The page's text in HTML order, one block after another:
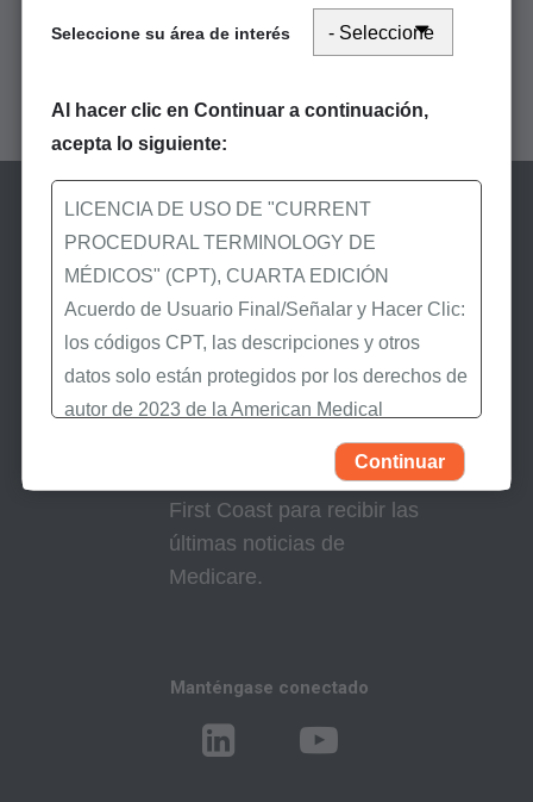
La OIG ha suplido directrices...
Manténgase informado
Suscríbase a eNews de
First Coast para recibir las
últimas noticias de
Medicare.
Manténgase conectado
Seleccione su área de interés
Al hacer clic en Continuar a continuación,
acepta lo siguiente:
LICENCIA DE USO DE "CURRENT
PROCEDURAL TERMINOLOGY DE
MÉDICOS" (CPT), CUARTA EDICIÓN
Acuerdo de Usuario Final/Señalar y Hacer Clic:
los códigos CPT, las descripciones y otros
datos solo están protegidos por los derechos de
autor de 2023 de la American Medical
Association (AMA). Todos los derechos
reservados (y otra fecha de publicación de
CPT). CPT es una marca registrada de la AMA.
Determinaciones de Cobertura Local (LCDs),
Boletines/Hojas Informativas,
Continuar